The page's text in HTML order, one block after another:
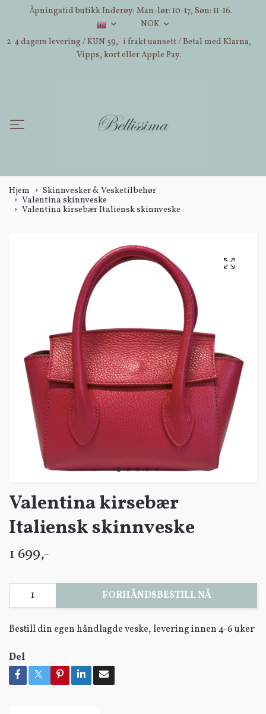
Åpningstid butikk Inderøy: Man-lør: 10-17, Søn: 11-16.
NOK
2-4 dagers levering / KUN 59,- i frakt uansett / Betal med Klarna,
Vipps, kort eller Apple Pay.
Hjem
Skinnvesker & Vesketilbehør
Valentina skinnveske
Valentina kirsebær Italiensk skinnveske
Valentina kirsebær
Italiensk skinnveske
1 699,-
FORHÅNDSBESTILL NÅ
Bestill din egen håndlagde veske, levering innen 4-6 uker
Del